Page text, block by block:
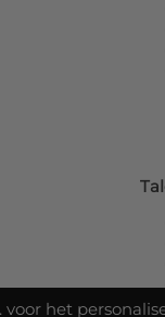
voor het